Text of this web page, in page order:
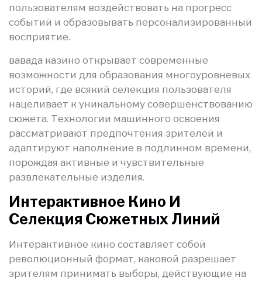
пользователям воздействовать на прогресс
событий и образовывать персонализированный
восприятие.
вавада казино открывает современные
возможности для образования многоуровневых
историй, где всякий селекция пользователя
нацеливает к уникальному совершенствованию
сюжета. Технологии машинного освоения
рассматривают предпочтения зрителей и
адаптируют наполнение в подлинном времени,
порождая активные и чувствительные
развлекательные изделия.
Интерактивное Кино И
Селекция Сюжетных Линий
Интерактивное кино составляет собой
революционный формат, каковой разрешает
зрителям принимать выборы, действующие на